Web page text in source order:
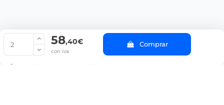
58,40€
con iva
Comprar
La cantidad mínima en el pedido de compra para el producto es 2.
© Copyright 2022 PepeBar.com |
Aviso legal y
Condiciones generales de compra |
Blog